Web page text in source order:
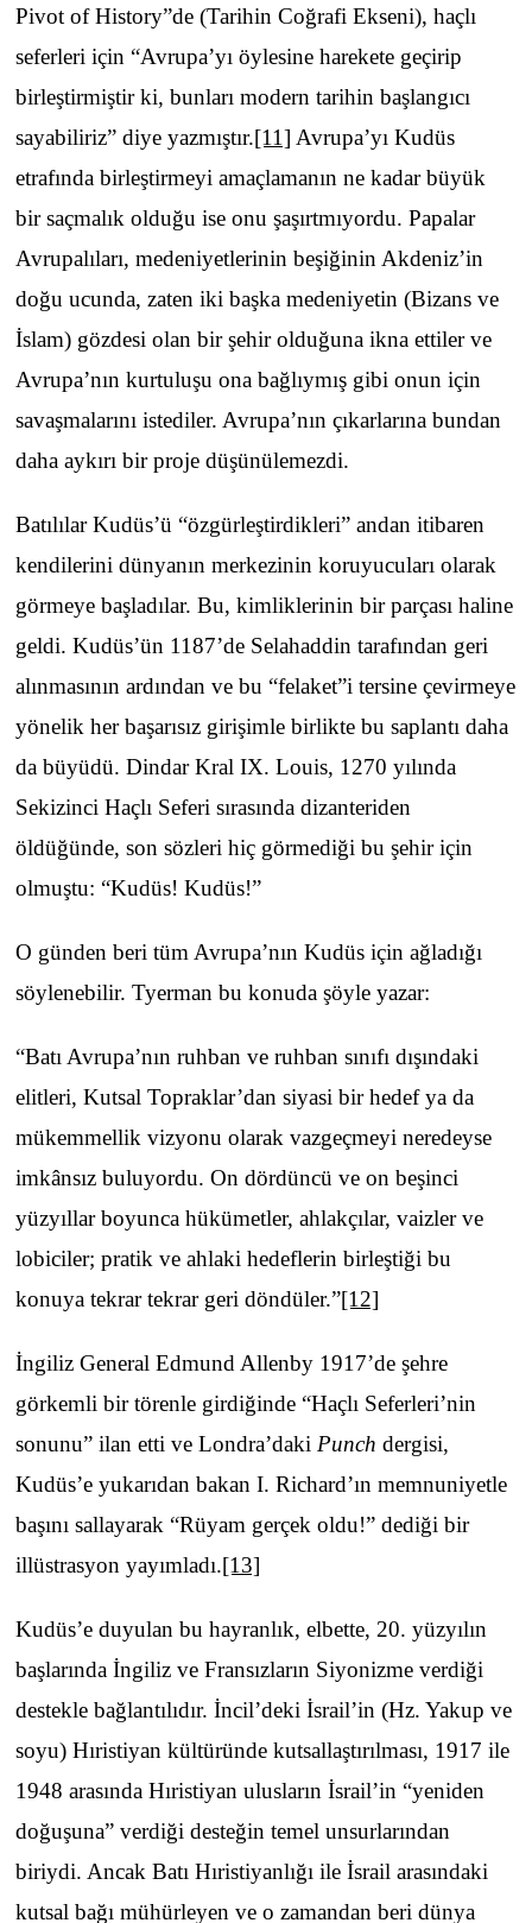
Pivot of History”de (Tarihin Coğrafi Ekseni), haçlı
seferleri için “Avrupa’yı öylesine harekete geçirip
birleştirmiştir ki, bunları modern tarihin başlangıcı
sayabiliriz” diye yazmıştır.[11] Avrupa’yı Kudüs
etrafında birleştirmeyi amaçlamanın ne kadar büyük
bir saçmalık olduğu ise onu şaşırtmıyordu. Papalar
Avrupalıları, medeniyetlerinin beşiğinin Akdeniz’in
doğu ucunda, zaten iki başka medeniyetin (Bizans ve
İslam) gözdesi olan bir şehir olduğuna ikna ettiler ve
Avrupa’nın kurtuluşu ona bağlıymış gibi onun için
savaşmalarını istediler. Avrupa’nın çıkarlarına bundan
daha aykırı bir proje düşünülemezdi.
Batılılar Kudüs’ü “özgürleştirdikleri” andan itibaren
kendilerini dünyanın merkezinin koruyucuları olarak
görmeye başladılar. Bu, kimliklerinin bir parçası haline
geldi. Kudüs’ün 1187’de Selahaddin tarafından geri
alınmasının ardından ve bu “felaket”i tersine çevirmeye
yönelik her başarısız girişimle birlikte bu saplantı daha
da büyüdü. Dindar Kral IX. Louis, 1270 yılında
Sekizinci Haçlı Seferi sırasında dizanteriden
öldüğünde, son sözleri hiç görmediği bu şehir için
olmuştu: “Kudüs! Kudüs!”
O günden beri tüm Avrupa’nın Kudüs için ağladığı
söylenebilir. Tyerman bu konuda şöyle yazar:
“Batı Avrupa’nın ruhban ve ruhban sınıfı dışındaki
elitleri, Kutsal Topraklar’dan siyasi bir hedef ya da
mükemmellik vizyonu olarak vazgeçmeyi neredeyse
imkânsız buluyordu. On dördüncü ve on beşinci
yüzyıllar boyunca hükümetler, ahlakçılar, vaizler ve
lobiciler; pratik ve ahlaki hedeflerin birleştiği bu
konuya tekrar tekrar geri döndüler.”[12]
İngiliz General Edmund Allenby 1917’de şehre
görkemli bir törenle girdiğinde “Haçlı Seferleri’nin
sonunu” ilan etti ve Londra’daki Punch dergisi,
Kudüs’e yukarıdan bakan I. Richard’ın memnuniyetle
başını sallayarak “Rüyam gerçek oldu!” dediği bir
illüstrasyon yayımladı.[13]
Kudüs’e duyulan bu hayranlık, elbette, 20. yüzyılın
başlarında İngiliz ve Fransızların Siyonizme verdiği
destekle bağlantılıdır. İncil’deki İsrail’in (Hz. Yakup ve
soyu) Hıristiyan kültüründe kutsallaştırılması, 1917 ile
1948 arasında Hıristiyan ulusların İsrail’in “yeniden
doğuşuna” verdiği desteğin temel unsurlarından
biriydi. Ancak Batı Hıristiyanlığı ile İsrail arasındaki
kutsal bağı mühürleyen ve o zamandan beri dünya